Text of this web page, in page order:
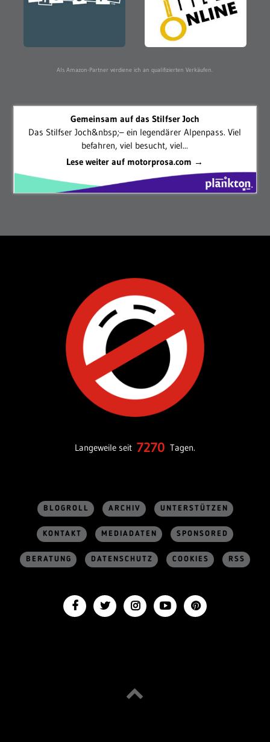
Als Amazon-Partner verdiene ich an qualifizierten Verkäufen.
Gemeinsam auf das Stilfser Joch
Das Stilfser Joch&nbsp;– ein legendärer Alpenpass. Viel
befahren, viel besucht, viel...
Lese weiter auf motorprosa.com →
Langeweile seit 7270 Tagen.
BLOGROLL ARCHIV UNTERSTÜTZEN
KONTAKT MEDIADATEN SPONSORED
BERATUNG DATENSCHUTZ COOKIES RSS